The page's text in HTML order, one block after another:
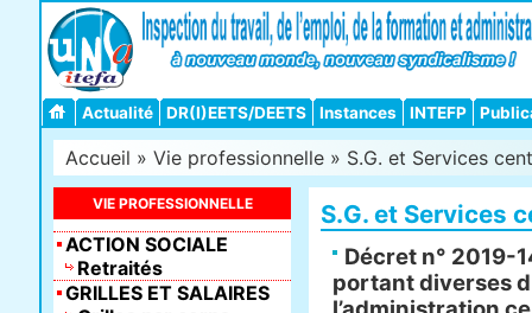
Actualité DR(I)EETS/DEETS Instances INTEFP
Accueil » Vie professionnelle » S.G. et Services
S.G. et Services
Décret n° 2019-
portant diverses
VIE PROFESSIONNELLE
ACTION SOCIALE
Retraités
GRILLES ET SALAIRES